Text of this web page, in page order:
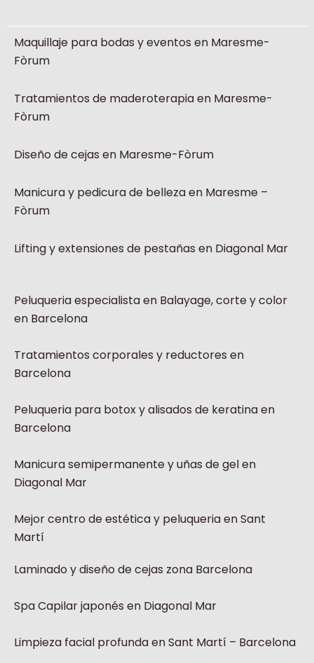
Maquillaje para bodas y eventos en Maresme-
Fòrum
Tratamientos de maderoterapia en Maresme-
Fòrum
Diseño de cejas en Maresme-Fòrum
Manicura y pedicura de belleza en Maresme –
Fòrum
Lifting y extensiones de pestañas en Diagonal Mar
Peluqueria especialista en Balayage, corte y color
en Barcelona
Tratamientos corporales y reductores en
Barcelona
Peluqueria para botox y alisados de keratina en
Barcelona
Manicura semipermanente y uñas de gel en
Diagonal Mar
Mejor centro de estética y peluqueria en Sant
Martí
Laminado y diseño de cejas zona Barcelona
Spa Capilar japonés en Diagonal Mar
Limpieza facial profunda en Sant Martí – Barcelona